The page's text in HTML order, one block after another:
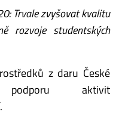
Trvale zvyšovat kvalitu
rozvoje studentských
z daru České
aktivit